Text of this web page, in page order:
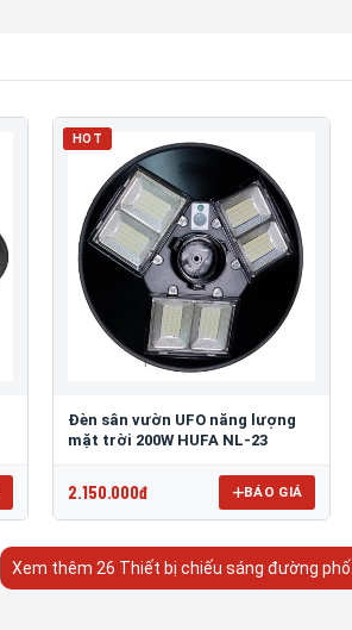
HOT
Đèn sân vườn UFO năng lượng
mặt trời 200W HUFA NL-23
2.150.000đ BÁO GIÁ
Xem thêm 26 Thiết bị chiếu sáng đường phố